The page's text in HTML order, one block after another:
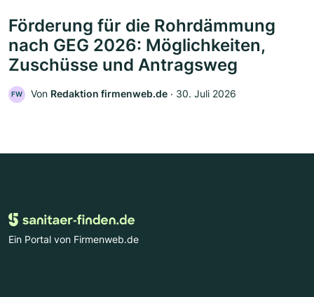
Förderung für die Rohrdämmung
nach GEG 2026: Möglichkeiten,
Zuschüsse und Antragsweg
FW Von Redaktion firmenweb.de ‧ 30. Juli 2026
Ein Portal von Firmenweb.de